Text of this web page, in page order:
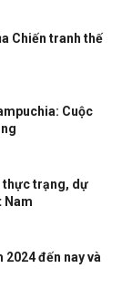
Chiến tranh thế
Cuộc
thực trạng, dự
Nam
đến nay và